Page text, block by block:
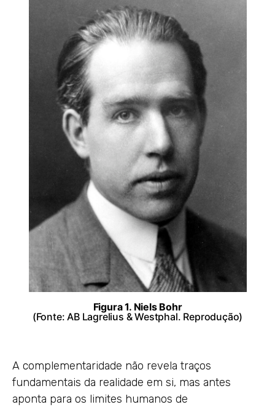
Figura 1. Niels Bohr
(Fonte:AB Lagrelius & Westphal. Reprodução)
A complementaridade não revela traços
fundamentais da realidade em si, mas antes
aponta para os limites humanos de